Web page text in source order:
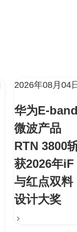
2026年08月04
华为E-
微波产品
RTN 3800
获2026年iF
与红点双料
设计大奖